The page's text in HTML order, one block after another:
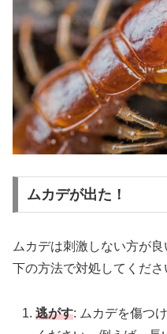
ムカデが出た！
ムカデは刺激しない方が
下の方法で対処してくださ
逃がす: ムカデを傷つ